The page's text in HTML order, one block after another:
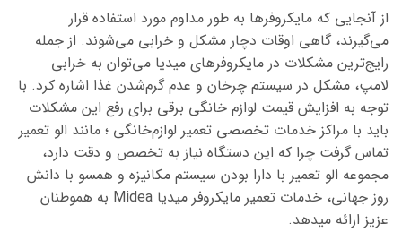
از آنجایی که مایکروفرها به طور مداوم مورد استفاده قرار
می‌گیرند، گاهی اوقات دچار مشکل و خرابی می‌شوند. از جمله
رایج‌ترین مشکلات در مایکروفرهای میدیا می‌توان به خرابی
لامپ، مشکل در سیستم چرخان و عدم گرم‌شدن غذا اشاره کرد. با
توجه به افزایش قیمت لوازم خانگی برقی برای رفع این مشکلات
باید با مراکز خدمات تخصصی تعمیر لوازم‌خانگی ؛ مانند الو تعمیر
تماس گرفت چرا که این دستگاه نیاز به تخصص و دقت دارد،
مجموعه الو تعمیر با دارا بودن سیستم مکانیزه و همسو با دانش
روز جهانی، خدمات تعمیر مایکروفر میدیا Midea به هموطنان
عزیز ارائه میدهد.